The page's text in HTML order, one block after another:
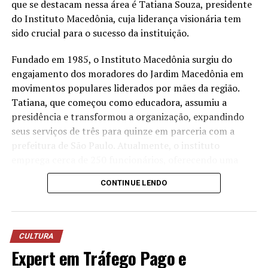
a água utilizada nos processos operacionais e reutilizá-la
na lavagem de veículos, reduzindo o consumo de
recursos naturais.
“Quando falamos em sustentabilidade, precisamos falar
sobre ações práticas e resultados concretos. O reuso da
água mostra que é possível unir eficiência operacional,
preservação ambiental e responsabilidade com as
comunidades onde estamos inseridos. Nosso cuidado
também envolve os uniformes das oficinas, desde
2006, eles são enviados para uma lavanderia industrial
mecânica”, destaca Anderson Acassio Martins,
coordenador Administrativo da Savana.
que se destacam nessa área é Tatiana Souza, presidente
do Instituto Macedônia, cuja liderança visionária tem
sido crucial para o sucesso da instituição.
Fundado em 1985, o Instituto Macedônia surgiu do
engajamento dos moradores do Jardim Macedônia em
movimentos populares liderados por mães da região.
Tatiana, que começou como educadora, assumiu a
presidência e transformou a organização, expandindo
seus serviços de três para quinze em parceria com a
prefeitura de São Paulo. Atualmente, o instituto
ampla gama de serviços que atendem crianças,
mulheres, idosos e promovem o empreendedorismo e a
A liderança feminina no terceiro setor tem mostrado
resultados notáveis no Brasil. Segundo dados recentes,
as ONGs lideradas por mulheres têm crescido
CONTINUE LENDO
CULTURA
Expert em Tráfego Pago e